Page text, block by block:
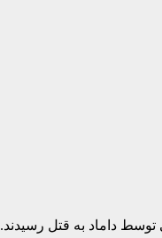
توسط داماد به قتل رسیدند.